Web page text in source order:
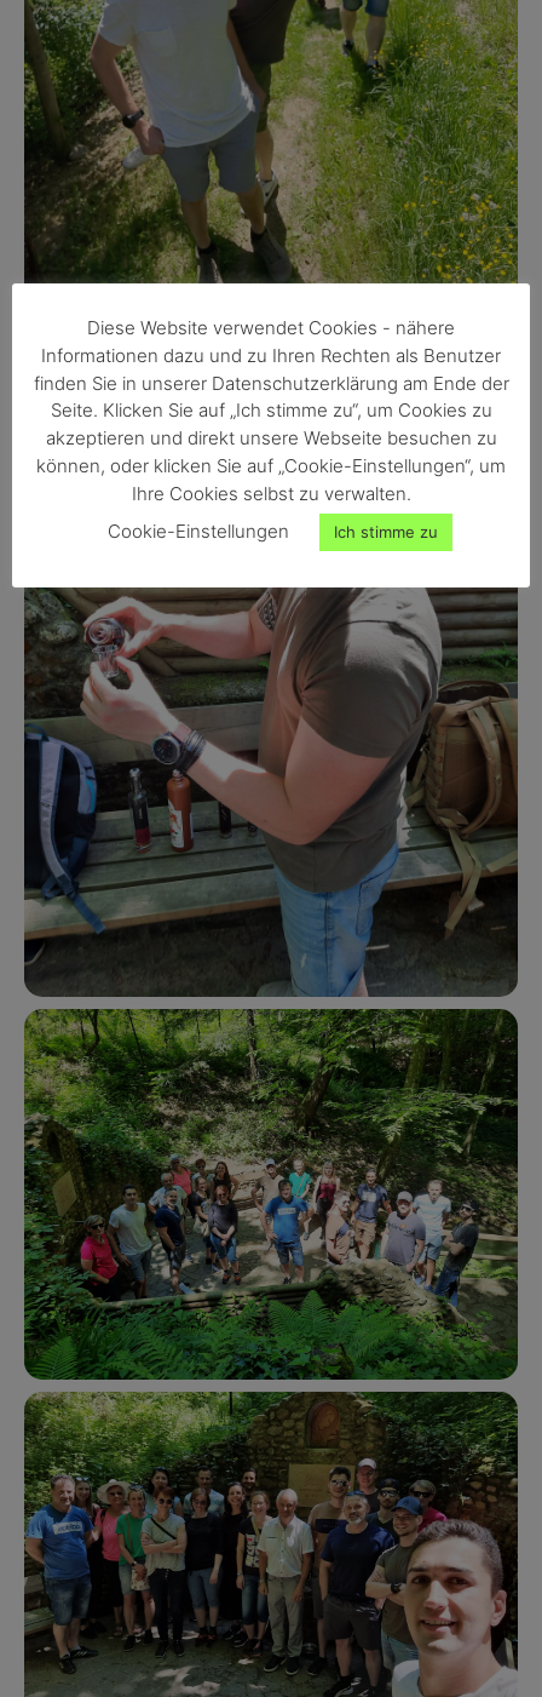
Diese Website verwendet Cookies - nähere
Informationen dazu und zu Ihren Rechten als Benutzer
finden Sie in unserer Datenschutzerklärung am Ende der
Seite. Klicken Sie auf „Ich stimme zu“, um Cookies zu
akzeptieren und direkt unsere Webseite besuchen zu
können, oder klicken Sie auf „Cookie-Einstellungen“, um
Ihre Cookies selbst zu verwalten.
Cookie-Einstellungen
Ich stimme zu